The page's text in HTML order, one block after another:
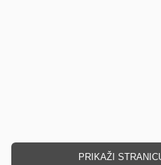
PRIKAŽI